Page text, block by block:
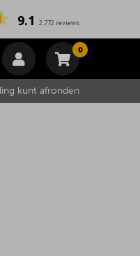
9.1 2.772 reviews
0
€0,00
kunt afronden